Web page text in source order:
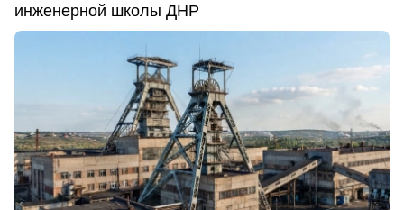
инженерной школы ДНР